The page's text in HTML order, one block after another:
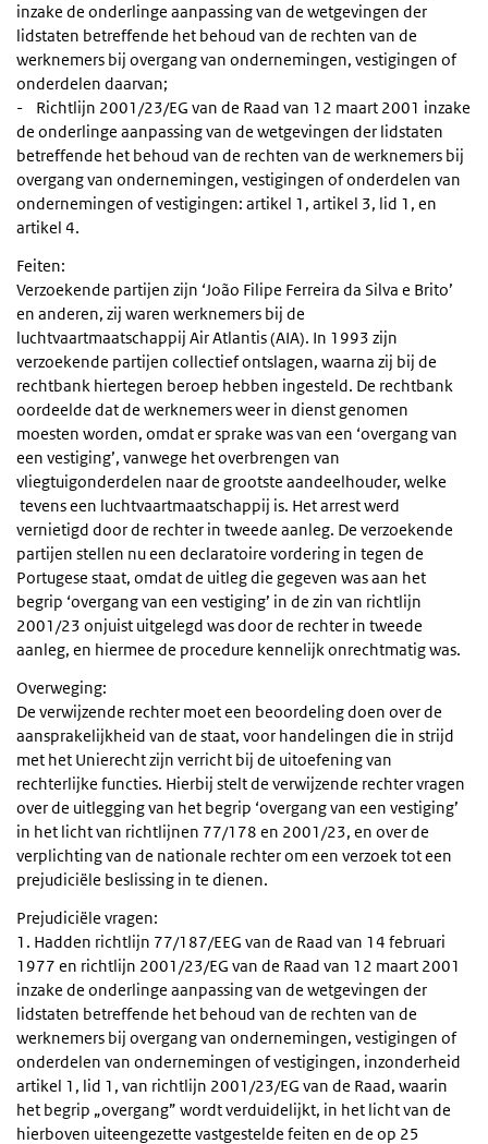
inzake de onderlinge aanpassing van de wetgevingen der
lidstaten betreffende het behoud van de rechten van de
werknemers bij overgang van ondernemingen, vestigingen of
onderdelen daarvan;
- Richtlijn 2001/23/EG van de Raad van 12 maart 2001 inzake
de onderlinge aanpassing van de wetgevingen der lidstaten
betreffende het behoud van de rechten van de werknemers bij
overgang van ondernemingen, vestigingen of onderdelen van
ondernemingen of vestigingen: artikel 1, artikel 3, lid 1, en
artikel 4.
Feiten:
Verzoekende partijen zijn ‘João Filipe Ferreira da Silva e Brito’
en anderen, zij waren werknemers bij de
luchtvaartmaatschappij Air Atlantis (AIA). In 1993 zijn
verzoekende partijen collectief ontslagen, waarna zij bij de
rechtbank hiertegen beroep hebben ingesteld. De rechtbank
oordeelde dat de werknemers weer in dienst genomen
moesten worden, omdat er sprake was van een ‘overgang van
een vestiging’, vanwege het overbrengen van
vliegtuigonderdelen naar de grootste aandeelhouder, welke
tevens een luchtvaartmaatschappij is. Het arrest werd
vernietigd door de rechter in tweede aanleg. De verzoekende
partijen stellen nu een declaratoire vordering in tegen de
Portugese staat, omdat de uitleg die gegeven was aan het
begrip ‘overgang van een vestiging’ in de zin van richtlijn
2001/23 onjuist uitgelegd was door de rechter in tweede
aanleg, en hiermee de procedure kennelijk onrechtmatig was.
Overweging:
De verwijzende rechter moet een beoordeling doen over de
aansprakelijkheid van de staat, voor handelingen die in strijd
met het Unierecht zijn verricht bij de uitoefening van
rechterlijke functies. Hierbij stelt de verwijzende rechter vragen
over de uitlegging van het begrip ‘overgang van een vestiging’
in het licht van richtlijnen 77/178 en 2001/23, en over de
verplichting van de nationale rechter om een verzoek tot een
prejudiciële beslissing in te dienen.
Prejudiciële vragen:
1. Hadden richtlijn 77/187/EEG van de Raad van 14 februari
1977 en richtlijn 2001/23/EG van de Raad van 12 maart 2001
inzake de onderlinge aanpassing van de wetgevingen der
lidstaten betreffende het behoud van de rechten van de
werknemers bij overgang van ondernemingen, vestigingen of
onderdelen van ondernemingen of vestigingen, inzonderheid
artikel 1, lid 1, van richtlijn 2001/23/EG van de Raad, waarin
het begrip „overgang” wordt verduidelijkt, in het licht van de
hierboven uiteengezette vastgestelde feiten en de op 25